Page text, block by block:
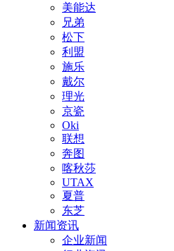
美能达
兄弟
松下
利盟
施乐
戴尔
理光
京瓷
Oki
联想
奔图
喀秋莎
UTAX
夏普
东芝
新闻资讯
企业新闻